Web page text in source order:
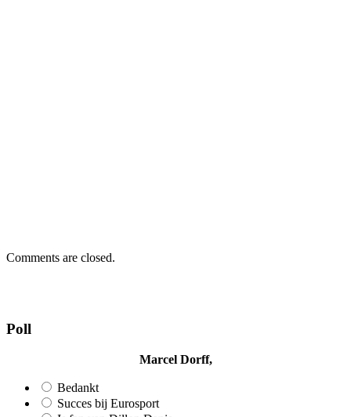
Comments are closed.
Poll
Marcel Dorff,
Bedankt
Succes bij Eurosport